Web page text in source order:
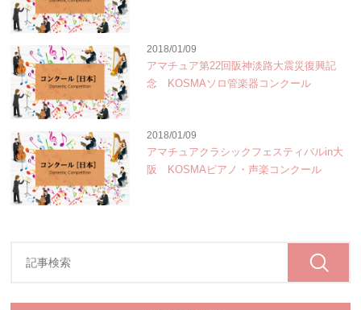
2018/01/09
アマチュア第22回阪神淡路大震災復興記
念 KOSMAソロ管楽器コンクール
2018/01/09
アマチュアクラシックフェスティバルin大
阪 KOSMAピアノ・声楽コンクール